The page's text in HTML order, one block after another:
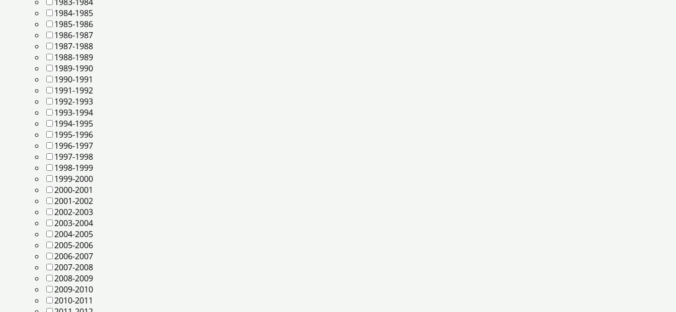
1984-1985
1985-1986
1986-1987
1987-1988
1988-1989
1989-1990
1990-1991
1991-1992
1992-1993
1993-1994
1994-1995
1995-1996
1996-1997
1997-1998
1998-1999
1999-2000
2000-2001
2001-2002
2002-2003
2003-2004
2004-2005
2005-2006
2006-2007
2007-2008
2008-2009
2009-2010
2010-2011